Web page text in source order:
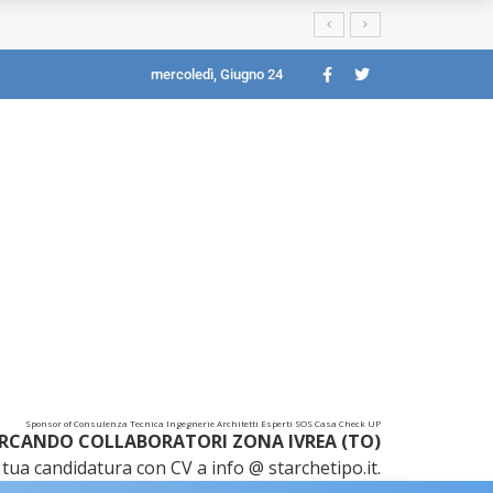
mercoledì, Giugno 24
Sponsor of Consulenza Tecnica Ingegnerie Architetti Esperti SOS Casa Check UP
COLLABORATORI ZONA IVREA (TO)
candidatura con CV a info @ starchetipo.it.